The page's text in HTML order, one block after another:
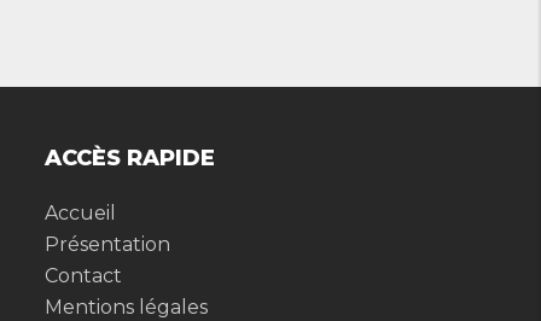
ACCÈS RAPIDE
Accueil
Présentation
Contact
Mentions légales